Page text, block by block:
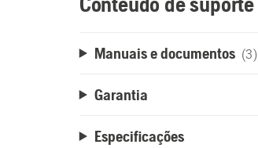
Manuais e documentos (3)
Garantia
Especificações